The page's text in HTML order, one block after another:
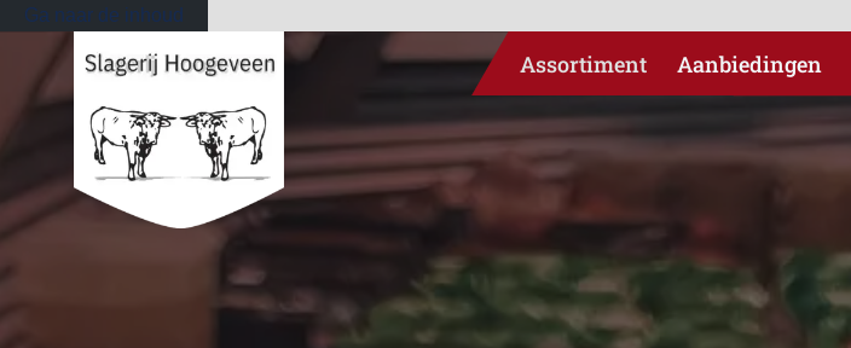
Ga naar de inhoud
Assortiment Aanbiedingen